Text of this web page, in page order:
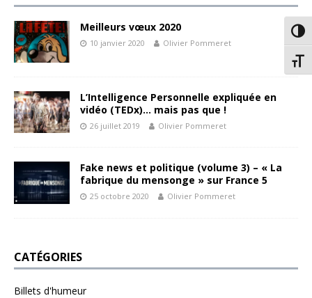
Meilleurs vœux 2020
10 janvier 2020 Olivier Pommeret
L’Intelligence Personnelle expliquée en
vidéo (TEDx)… mais pas que !
26 juillet 2019 Olivier Pommeret
Fake news et politique (volume 3) – « La
fabrique du mensonge » sur France 5
25 octobre 2020 Olivier Pommeret
CATÉGORIES
Billets d'humeur